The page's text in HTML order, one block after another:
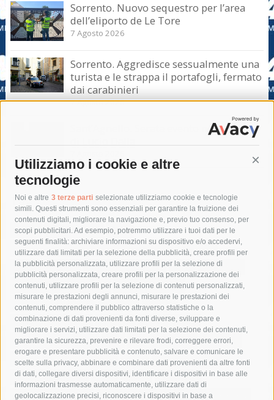
Utilizziamo i cookie e altre
tecnologie
Noi e altre 3 terze parti selezionate utilizziamo cookie e tecnologie
simili. Questi strumenti sono essenziali per garantire la fruizione dei
contenuti digitali, migliorare la navigazione e, previo tuo consenso, per
scopi pubblicitari. Ad esempio, potremmo utilizzare i tuoi dati per le
seguenti finalità: archiviare informazioni su dispositivo e/o accedervi,
utilizzare dati limitati per la selezione della pubblicità, creare profili per
la pubblicità personalizzata, utilizzare profili per la selezione di
pubblicità personalizzata, creare profili per la personalizzazione dei
contenuti, utilizzare profili per la selezione di contenuti personalizzati,
misurare le prestazioni degli annunci, misurare le prestazioni dei
contenuti, comprendere il pubblico attraverso statistiche o la
combinazione di dati provenienti da fonti diverse, sviluppare e
migliorare i servizi, utilizzare dati limitati per la selezione dei contenuti,
garantire la sicurezza, prevenire e rilevare frodi, correggere errori,
erogare e presentare pubblicità e contenuto, salvare e comunicare le
scelte sulla privacy, abbinare e combinare dati provenienti da altre fonti
di dati, collegare diversi dispositivi, identificare i dispositivi in base alle
informazioni trasmesse automaticamente, utilizzare dati di
geolocalizzazione precisi, riconoscere i dispositivi in base a
Sorrento. Nuovo sequestro per l’area
dell’eliporto de Le Tore
7 Agosto 2026
Sorrento. Aggredisce sessualmente una
turista e le strappa il portafogli, fermato
dai carabinieri
7 Agosto 2026
Sant’Agnello. Serata evento nel ricordo
Tag
acqua allerta meteo
anas
area marina protetta di punta campanella
arresto
Asl Napoli 3 sud
capitaneria di porto capri
carabinieri
castellammare di stabia
circumvesuviana
comune di sorrento
concerto
contagi
costiera amalfitana
covid-19 eav
elezioni
fondazione sorrento
gori guardia costiera
incidente
lavori
lorenzo balducelli mare
massa lubrense
massimo coppola
Meta napoli
ordinanza
penisola sorrentina
piano di sorrento polizia municipale